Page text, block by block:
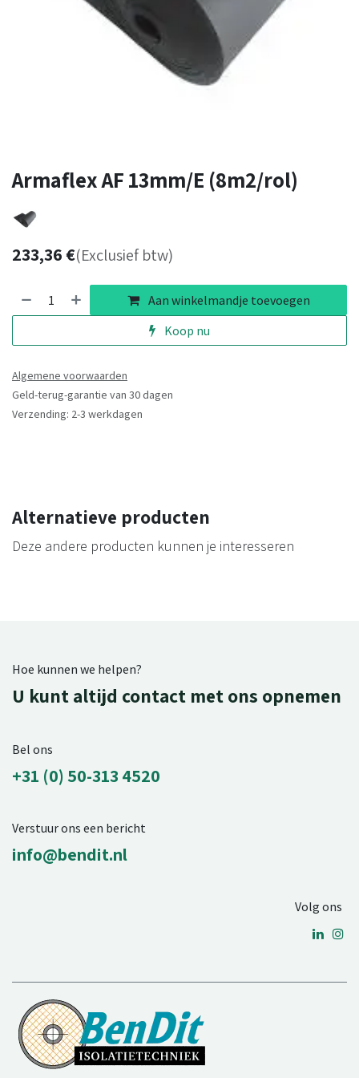
Armaflex AF 13mm/E (8m2/rol)
233,36€(Exclusief btw)
Aan winkelmandje toevoegen
Koop nu
Algemene voorwaarden
Geld-terug-garantie van 30 dagen
Verzending: 2-3 werkdagen
Alternatieve producten
Deze andere producten kunnen je interesseren
Hoe kunnen we helpen?
U kunt altijd contact met ons opnemen
Bel ons
+31 (0) 50-313 4520
Verstuur ons een bericht
info@bendit.nl
Volg ons